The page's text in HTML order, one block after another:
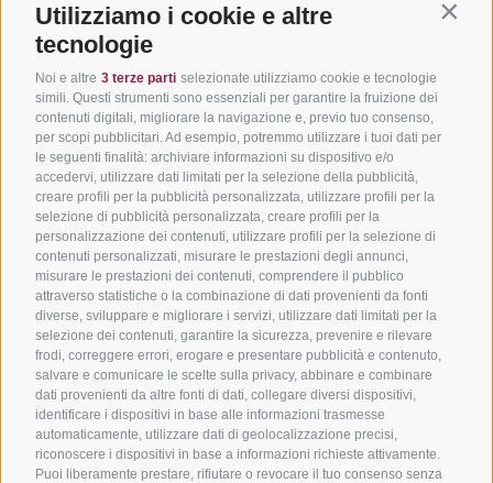
Utilizziamo i cookie e altre
tecnologie
Noi e altre 3 terze parti selezionate utilizziamo cookie e tecnologie
simili. Questi strumenti sono essenziali per garantire la fruizione dei
contenuti digitali, migliorare la navigazione e, previo tuo consenso,
per scopi pubblicitari. Ad esempio, potremmo utilizzare i tuoi dati per
le seguenti finalità: archiviare informazioni su dispositivo e/o
accedervi, utilizzare dati limitati per la selezione della pubblicità,
creare profili per la pubblicità personalizzata, utilizzare profili per la
selezione di pubblicità personalizzata, creare profili per la
personalizzazione dei contenuti, utilizzare profili per la selezione di
contenuti personalizzati, misurare le prestazioni degli annunci,
misurare le prestazioni dei contenuti, comprendere il pubblico
attraverso statistiche o la combinazione di dati provenienti da fonti
diverse, sviluppare e migliorare i servizi, utilizzare dati limitati per la
selezione dei contenuti, garantire la sicurezza, prevenire e rilevare
frodi, correggere errori, erogare e presentare pubblicità e contenuto,
salvare e comunicare le scelte sulla privacy, abbinare e combinare
dati provenienti da altre fonti di dati, collegare diversi dispositivi,
identificare i dispositivi in base alle informazioni trasmesse
automaticamente, utilizzare dati di geolocalizzazione precisi,
riconoscere i dispositivi in base a informazioni richieste attivamente.
Puoi liberamente prestare, rifiutare o revocare il tuo consenso senza
SÜDTIROL
Hotel & pacchetti
Pacchetti vacanze
Buoni vacanza
Hot Deals
Bike & Work
ADIGE
Adige
In bici da corsa in Alto
Adige
Ciclabili in Alto Adige
Scuole bike
Tutti i tour
Come
Meteo
Catalogo
info@bikehotels.it
ISCRIVITI ALLA NOSTRA NEWSLETTER